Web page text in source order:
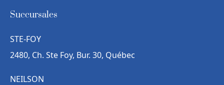
Succursales
STE-FOY
2480, Ch. Ste Foy, Bur. 30, Québec
NEILSON